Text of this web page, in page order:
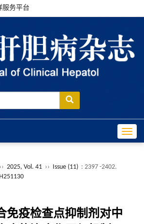
服务平台
›› 2025, Vol. 41 ›› Issue (11) : 2397 -2402.
免疫检查点抑制剂对中